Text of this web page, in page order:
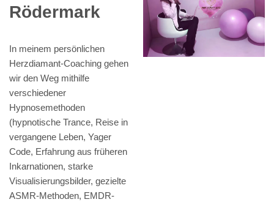
Rödermark
In meinem persönlichen
Herzdiamant-Coaching gehen
wir den Weg mithilfe
verschiedener
Hypnosemethoden
(hypnotische Trance, Reise in
vergangene Leben, Yager
Code, Erfahrung aus früheren
Inkarnationen, starke
Visualisierungsbilder, gezielte
ASMR-Methoden, EMDR-